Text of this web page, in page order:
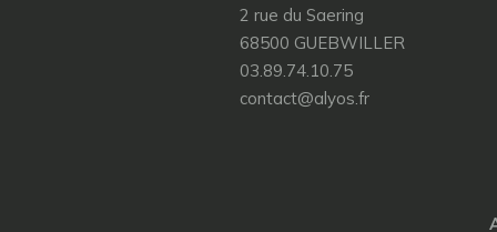
2 rue du Saering
68500 GUEBWILLER
03.89.74.10.75
contact@alyos.fr